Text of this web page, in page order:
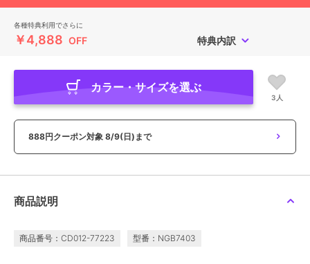
各種特典利用でさらに
￥4,888 OFF 特典内訳
カラー・サイズを選ぶ
3人
888円クーポン対象 8/9(日)まで
商品説明
商品番号：CD012-77223 型番：NGB7403